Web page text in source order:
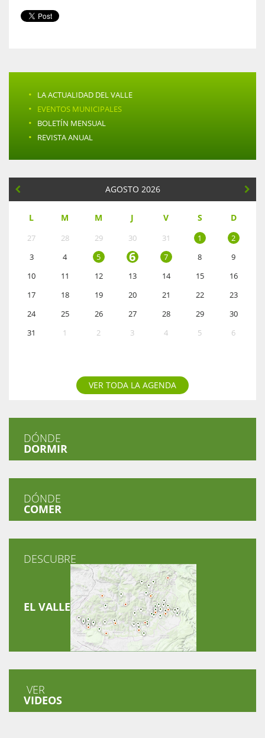
· LA ACTUALIDAD DEL VALLE
· EVENTOS MUNICIPALES
· BOLETÍN MENSUAL
· REVISTA ANUAL
AGOSTO 2026
L M M J V S D
27 28 29 30 31 1
2
3
4 5 6 7 8
9
10
11 12 13 14 15
16
17
18 19 20 21 22
23
24
25 26 27 28 29
30
31
1 2 3 4 5 6
VER TODA LA AGENDA
DÓNDE
DORMIR
DÓNDE
COMER
DESCUBRE
EL VALLE
VER
VIDEOS